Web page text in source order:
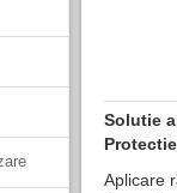
Solutie
Aplicare